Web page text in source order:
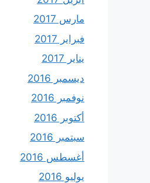
مارس 2017
فبراير 2017
يناير 2017
ديسمبر 2016
نوفمبر 2016
أكتوبر 2016
سبتمبر 2016
أغسطس 2016
يوليو 2016